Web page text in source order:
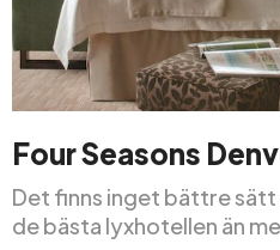
Four Seasons
Det finns inget bättre
de bästa lyxhotellen än